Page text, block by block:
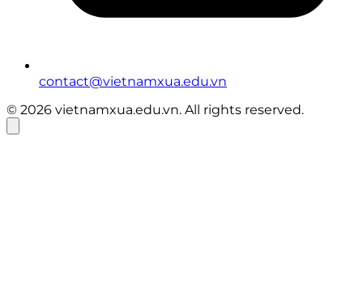
contact@vietnamxua.edu.vn
© 2026 vietnamxua.edu.vn. All rights reserved.